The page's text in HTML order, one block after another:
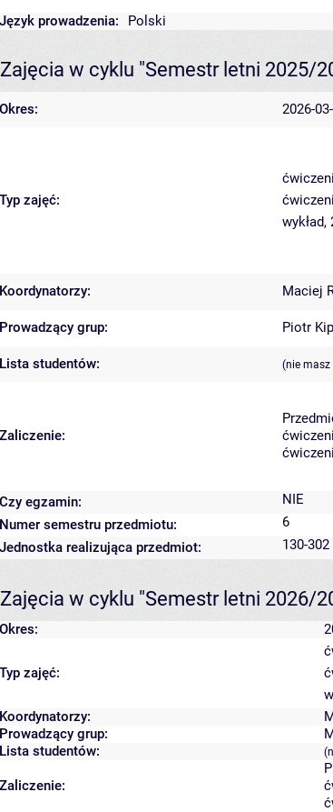
Język prowadzenia:
Polski
Zajęcia w cyklu "Semestr letni 2025/
Okres: 2026-
Typ zajęć:
wykład,
Koordynatorzy: Maciej
Prowadzący grup: Piotr
Lista studentów: (nie
Zaliczenie:
Czy egzamin:
NIE
Numer semestru przedmiotu:
6
Jednostka realizująca przedmiot:
130-
Zajęcia w cyklu "Semestr letni 2026/
Okres:
Typ zajęć:
Koordynatorzy:
Prowadzący grup:
Lista studentów:
Zaliczenie: